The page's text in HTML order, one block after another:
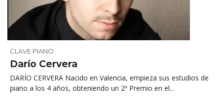
CLAVE PIANO
Darío Cervera
DARÍO CERVERA Nacido en Valencia, empieza sus estudios de
piano a los 4 años, obteniendo un 2º Premio en el...